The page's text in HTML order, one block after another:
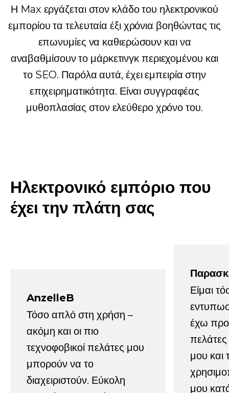
Η Max εργάζεται στον κλάδο του ηλεκτρονικού
εμπορίου τα τελευταία έξι χρόνια βοηθώντας τις
επωνυμίες να καθιερώσουν και να
αναβαθμίσουν το μάρκετινγκ περιεχομένου και
το SEO. Παρόλα αυτά, έχει εμπειρία στην
επιχειρηματικότητα. Είναι συγγραφέας
μυθοπλασίας στον ελεύθερο χρόνο του.
Ηλεκτρονικό εμπόριο που
έχει την πλάτη σας
AnzelleB
Τόσο απλό στη χρήση –
ακόμη και οι πιο
τεχνοφοβικοί πελάτες μου
μπορούν να το
διαχειριστούν. Εύκολη
Είμαι
έχω
μου και
μου